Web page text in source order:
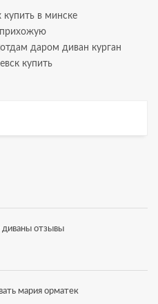
диваны отзывы
мария орматек